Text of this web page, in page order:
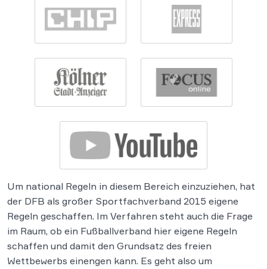
Um national Regeln in diesem Bereich einzuziehen, hat
der DFB als großer Sportfachverband 2015 eigene
Regeln geschaffen. Im Verfahren steht auch die Frage
im Raum, ob ein Fußballverband hier eigene Regeln
schaffen und damit den Grundsatz des freien
Wettbewerbs einengen kann. Es geht also um